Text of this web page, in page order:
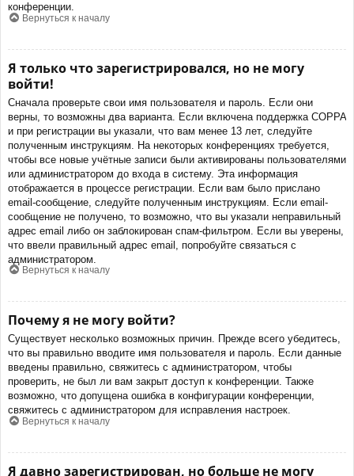
конференции.
Вернуться к началу
Я только что зарегистрировался, но не могу
войти!
Сначала проверьте свои имя пользователя и пароль. Если они
верны, то возможны два варианта. Если включена поддержка COPPA
и при регистрации вы указали, что вам менее 13 лет, следуйте
полученным инструкциям. На некоторых конференциях требуется,
чтобы все новые учётные записи были активированы пользователями
или администратором до входа в систему. Эта информация
отображается в процессе регистрации. Если вам было прислано
email-сообщение, следуйте полученным инструкциям. Если email-
сообщение не получено, то возможно, что вы указали неправильный
адрес email либо он заблокирован спам-фильтром. Если вы уверены,
что ввели правильный адрес email, попробуйте связаться с
администратором.
Вернуться к началу
Почему я не могу войти?
Существует несколько возможных причин. Прежде всего убедитесь,
что вы правильно вводите имя пользователя и пароль. Если данные
введены правильно, свяжитесь с администратором, чтобы
проверить, не был ли вам закрыт доступ к конференции. Также
возможно, что допущена ошибка в конфигурации конференции,
свяжитесь с администратором для исправления настроек.
Вернуться к началу
Я давно зарегистрирован, но больше не могу